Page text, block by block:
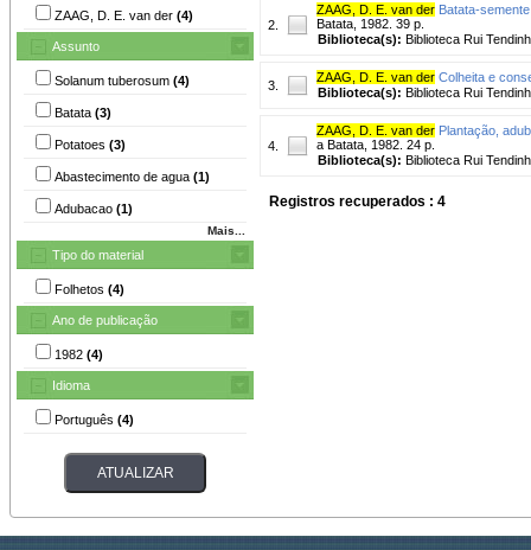
ZAAG, D. E. van der (4)
Assunto
Solanum tuberosum (4)
Batata (3)
Potatoes (3)
Abastecimento de agua (1)
Adubacao (1)
Mais...
Tipo do material
Folhetos (4)
Ano de publicação
1982 (4)
Idioma
Português (4)
2.
ZAAG, D. E. van der Batata-
Batata, 1982. 39 p.
Biblioteca(s): Biblioteca Rui
3.
ZAAG, D. E. van der Colheita e
Biblioteca(s): Biblioteca Rui
4.
ZAAG, D. E. van der Plantação,
a Batata, 1982. 24 p.
Biblioteca(s): Biblioteca Rui
Registros recuperados : 4